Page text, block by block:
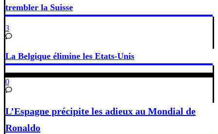
trembler la Suisse
3
La Belgique élimine les Etats-Unis
0
L’Espagne précipite les adieux au Mondial de
Ronaldo